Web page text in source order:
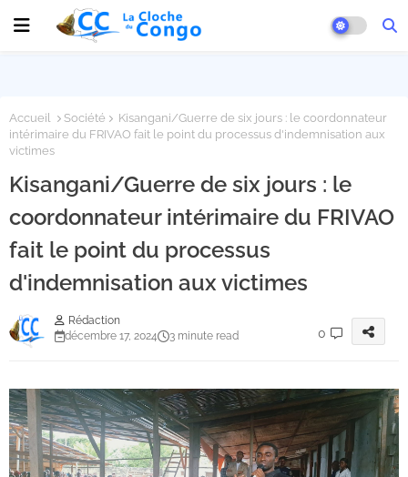
Accueil Société
Kisangani/Guerre de six jours : le coordonnateur
intérimaire du FRIVAO fait le point du processus d'indemnisation aux
victimes
Kisangani/Guerre de six jours : le
coordonnateur intérimaire du FRIVAO
fait le point du processus
d'indemnisation aux victimes
Rédaction
décembre 17, 2024
3 minute read 0